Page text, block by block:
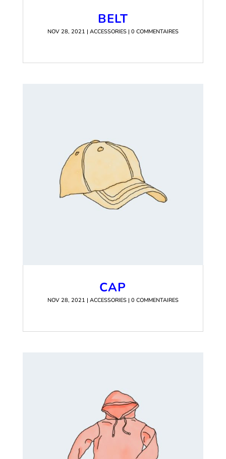
BELT
NOV 28, 2021 | ACCESSORIES| 0 COMMENTAIRES
CAP
NOV 28, 2021 | ACCESSORIES| 0 COMMENTAIRES